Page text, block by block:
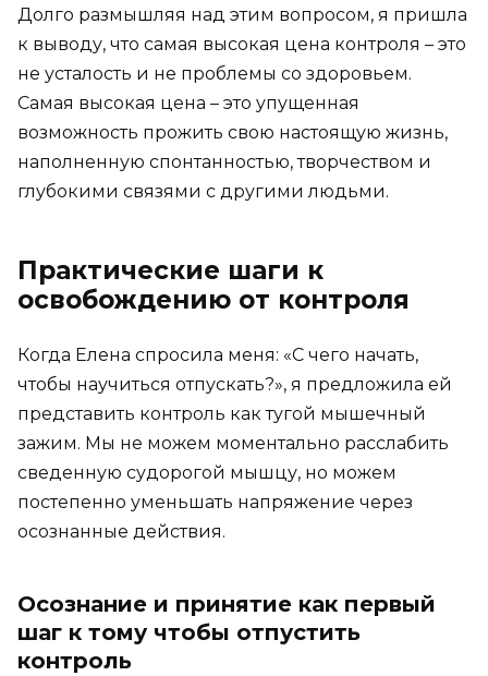
Долго размышляя над этим вопросом, я пришла
к выводу, что самая высокая цена контроля – это
не усталость и не проблемы со здоровьем.
Самая высокая цена – это упущенная
возможность прожить свою настоящую жизнь,
наполненную спонтанностью, творчеством и
глубокими связями с другими людьми.
Практические шаги к
освобождению от контроля
Когда Елена спросила меня: «С чего начать,
чтобы научиться отпускать?», я предложила ей
представить контроль как тугой мышечный
зажим. Мы не можем моментально расслабить
сведенную судорогой мышцу, но можем
постепенно уменьшать напряжение через
осознанные действия.
Осознание и принятие как первый
шаг к тому чтобы отпустить
контроль